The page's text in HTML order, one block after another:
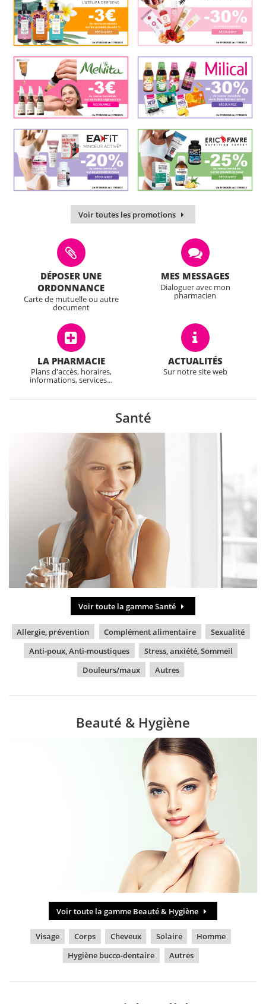
DÉPOSER UNE
ORDONNANCE
Carte de mutuelle ou autre
document
MES MESSAGES
Dialoguer avec mon
pharmacien
ACTUALITÉS
Sur notre site web
Voir toutes les promotions
LA PHARMACIE
Plans d'accès, horaires,
informations, services...
Santé
Voir toute la gamme Santé
Allergie, prévention Complément alimentaire
Sexualité
Anti-poux, Anti-moustiques
Stress, anxiété, Sommeil
Douleurs/maux
Autres
Beauté & Hygiène
Voir toute la gamme Beauté & Hygiène
Visage Corps Cheveux Solaire
Homme
Hygiène bucco-dentaire
Autres